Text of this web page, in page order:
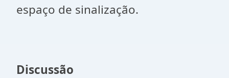
espaço de sinalização.
Discussão